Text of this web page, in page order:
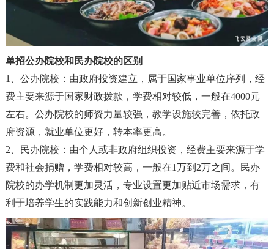
单招公办院校和 民办院校的区别
1、公办院校 ： 由政府投资建立 ， 属于国家事业单位序列 ， 经
费主要来源于国家财政拨款 ， 学费相对较低， 一般在4000元
左右。公办院校的师资力量较强 ， 教学设施较完善， 依托政
府资源， 就业单位更好， 转本率更高。
2、民办院校 ： 由个人或非政府组织投资 ， 经费主要来源于学
费和社会捐赠， 学费相对较高 ， 一般在1万到2万之间。民办
院校的办学机制更加灵活， 专业设置更加贴近市场需求， 有
利于培养学生的实践能力和创新创业精神。